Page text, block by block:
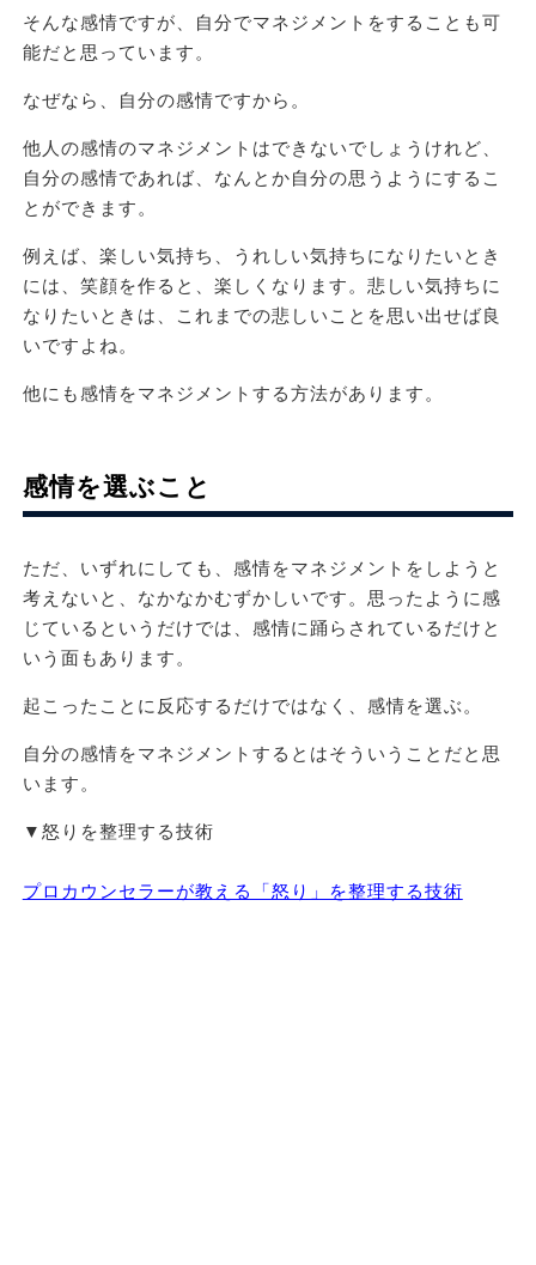
そんな感情ですが、自分でマネジメントをすることも可
能だと思っています。
なぜなら、自分の感情ですから。
他人の感情のマネジメントはできないでしょうけれど、
自分の感情であれば、なんとか自分の思うようにするこ
とができます。
例えば、楽しい気持ち、うれしい気持ちになりたいとき
には、笑顔を作ると、楽しくなります。悲しい気持ちに
なりたいときは、これまでの悲しいことを思い出せば良
いですよね。
他にも感情をマネジメントする方法があります。
感情を選ぶこと
ただ、いずれにしても、感情をマネジメントをしようと
考えないと、なかなかむずかしいです。思ったように感
じているというだけでは、感情に踊らされているだけと
いう面もあります。
起こったことに反応するだけではなく、感情を選ぶ。
自分の感情をマネジメントするとはそういうことだと思
います。
▼怒りを整理する技術
プロカウンセラーが教える「怒り」を整理する技術